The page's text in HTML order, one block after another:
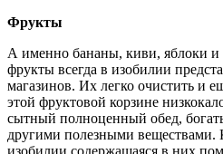
Фрукты
А именно бананы, киви, яблоки
фрукты всегда в изобилии
магазинов. Их легко очистить и
этой фруктовой корзине
сытный полноценный обед,
другими полезными веществами.
изобилии содержащаяся в них